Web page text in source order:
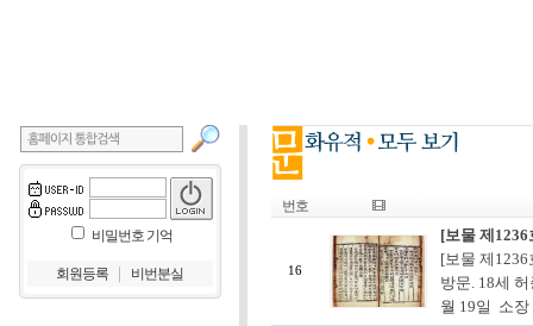
비밀번호 기억
회원등록 비번분실
번호
16
[보물 제
[보물 제
방문. 18세
월 19일 소